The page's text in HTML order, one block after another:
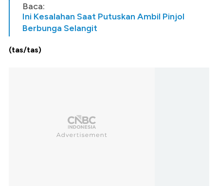
Baca:
Ini Kesalahan Saat Putuskan Ambil Pinjol
Berbunga Selangit
(tas/tas)